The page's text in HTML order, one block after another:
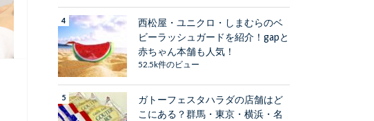
西松屋・ユニクロ・しまむらのベ
ビーラッシュガードを紹介！gapと
赤ちゃん本舗も人気！
52.5k件のビュー
ガトーフェスタハラダの店舗はど
こにある？群馬・東京・横浜・名